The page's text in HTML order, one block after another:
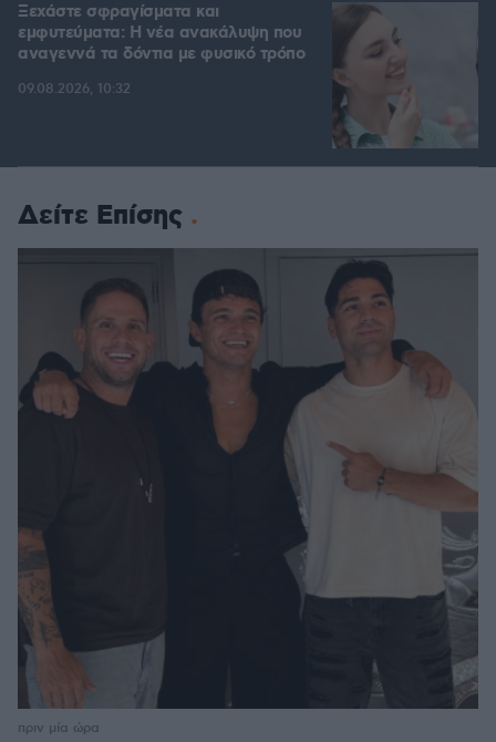
Ξεχάστε σφραγίσματα και
εμφυτεύματα: Η νέα ανακάλυψη που
αναγεννά τα δόντια με φυσικό τρόπο
09.08.2026, 10:32
Δείτε Επίσης
πριν μία ώρα